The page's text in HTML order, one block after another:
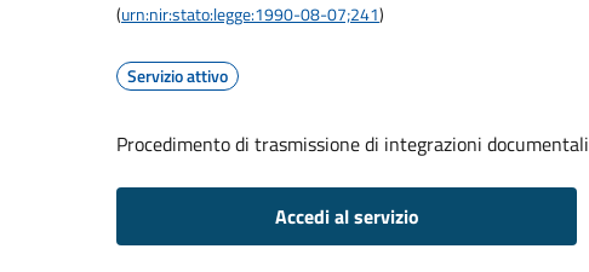
(urn:nir:stato:legge:1990-08-07;241)
Servizio attivo
Procedimento di trasmissione di integrazioni documentali
Accedi al servizio